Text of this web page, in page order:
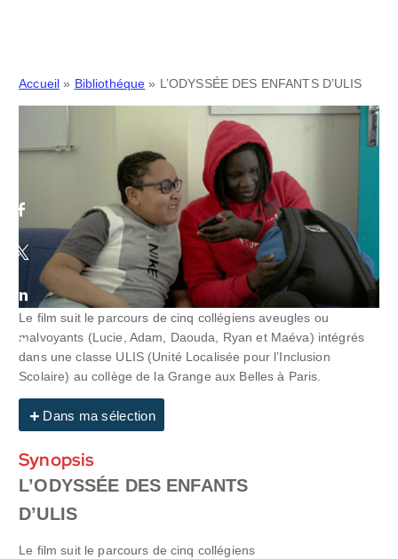
Accueil » Bibliothéque » L’ODYSSÉE DES ENFANTS D’ULIS
Le film suit le parcours de cinq collégiens aveugles ou
malvoyants (Lucie, Adam, Daouda, Ryan et Maéva) intégrés
dans une classe ULIS (Unité Localisée pour l’Inclusion
Scolaire) au collège de la Grange aux Belles à Paris.
Dans ma sélection
Synopsis
L’ODYSSÉE DES ENFANTS
D’ULIS
Le film suit le parcours de cinq collégiens